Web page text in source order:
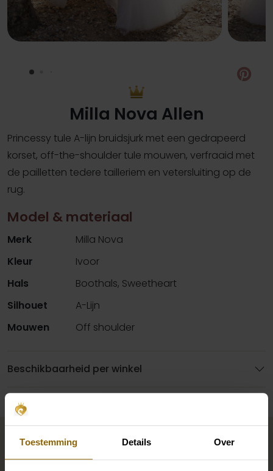
Toestemming Details Over
Milla Nova Allen
Princessy tule A-lijn bruidsjurk met een gedrapeerd
korset, off-the-shoulder tule mouwen, verfraaid met
de pailletten tedere tailleriem en vetersluiting op de
rug.
Model & materiaal
Merk
Milla Nova
Kleur
Ivoor
Hals
Boothals, Sweetheart
Silhouet
A-Lijn
Mouwen
Off shoulder
Beschikbaarheid per winkel
Maak jouw bridallook
compleet